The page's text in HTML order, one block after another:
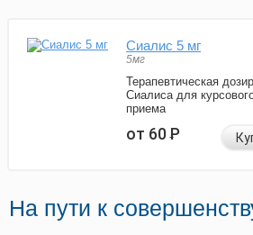
Сиалис 5 мг
5мг
Терапевтическая
Сиалиса для
приема
от 60Р
На пути к